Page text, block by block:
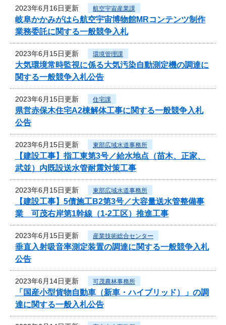
2023年6月16日更新 航空宇宙産業課
岐阜かかみがはら航空宇宙博物館MRコンテンツ制作
業務委託に関する一般競争入札
2023年6月15日更新 環境管理課
大気環境常時監視に係る大気汚染自動測定機の調達に
関する一般競争入札公告
2023年6月15日更新 住宅課
県営赤保木住宅A2棟解体工事に関する一般競争入札
公告
2023年6月15日更新 東部広域水道事務所
【建設工事】指工東第3号／給水地点（苗木、正家、
武並）内既設送水管耐震対策工事
2023年6月15日更新 東部広域水道事務所
【建設工事】5債施工B2第3号／大容量送水管整備事
業 可茂右岸第1幹線（1-2工区）推進工事
2023年6月15日更新 産業技術総合センター
垂直入射吸音率測定装置の調達に関する一般競争入札
公告
2023年6月14日更新 可茂農林事務所
「国産小型貨物自動車（新車・ハイブリッド）」の調
達に関する一般入札公告